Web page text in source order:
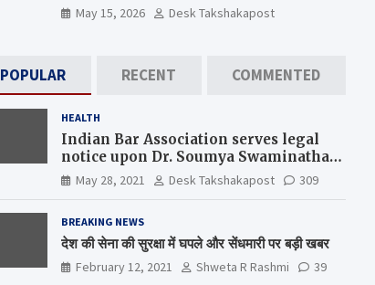
May 15, 2026 Desk Takshakapost
POPULAR RECENT COMMENTED
HEALTH
Indian Bar Association serves legal
notice upon Dr. Soumya Swaminathan,
the Chief Scientist, WHO
May 28, 2021 Desk Takshakapost 309
BREAKING NEWS
देश की सेना की सुरक्षा में घपले और सेंधमारी पर बड़ी खबर
February 12, 2021 Shweta R Rashmi 39